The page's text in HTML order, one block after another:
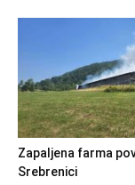
Zapaljena farma
Srebrenici